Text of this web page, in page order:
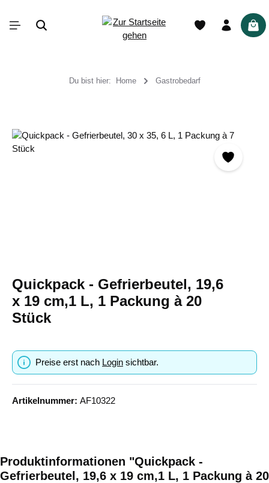
Du bist hier: Home Gastrobedarf
Bildergalerie überspringen
Quickpack - Gefrierbeutel, 19,6
x 19 cm,1 L, 1 Packung à 20
Stück
Preise erst nach Login sichtbar.
Artikelnummer: AF10322
Produktinformationen "Quickpack -
Gefrierbeutel, 19,6 x 19 cm,1 L, 1 Packung à 20